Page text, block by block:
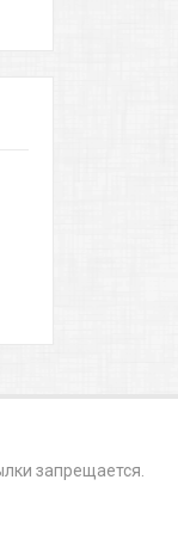
запрещается.